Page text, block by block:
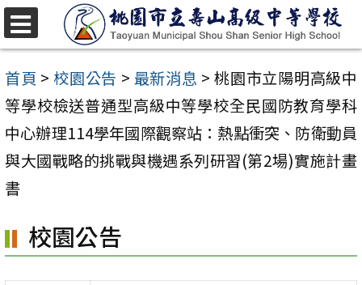
跳
至
主
要
內
容
區
首頁 > 校園公告 > 最新消息 > 桃園市立陽明高級中
等學校檢送普通型高級中等學校全民國防教育學科
中心辦理114學年國際觀察站：熱點衝突、防衛動員
與大國戰略的挑戰與機遇系列研習(第2場)實施計畫
書
校園公告
選
單